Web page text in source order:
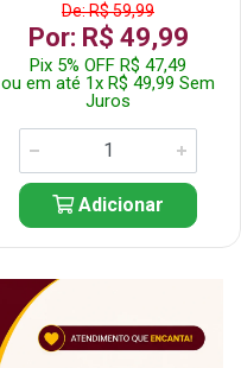
De: R$ 59,99
Por: R$ 49,99
Pix 5% OFF R$ 47,49
ou em até 1x R$ 49,99 Sem
Juros
Adicionar